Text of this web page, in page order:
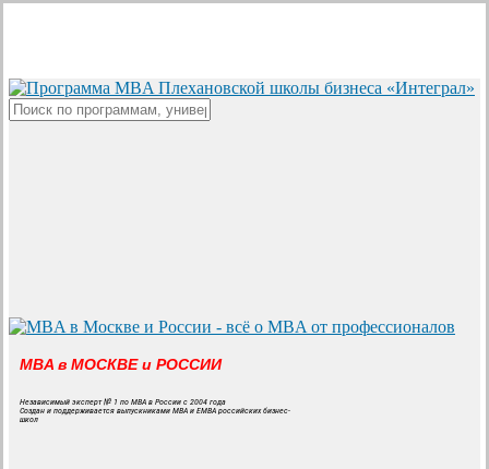
content
MBA в МОСКВЕ и РОССИИ
Независимый эксперт № 1 по MBA в России с 2004 года
Создан и поддерживается выпускниками MBA и EMBA российских бизнес-
школ